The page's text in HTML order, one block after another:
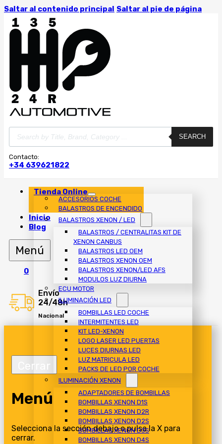
Saltar al contenido principal Saltar al pie de página
Búsqueda
de
productos
SEARCH
Contacto:
+34 639621822
Tienda Online
ACCESORIOS COCHE
BALASTROS DE ENCENDIDO
BALASTROS XENON / LED
BALASTROS / CENTRALITAS KIT DE
XENON CANBUS
BALASTROS LED OEM
BALASTROS XENON OEM
BALASTROS XENON/LED AFS
MODULOS LUZ DIURNA
ECU MOTOR
ILUMINACIÓN LED
BOMBILLAS LED COCHE
INTERMITENTES LED
KIT LED-XENON
LOGO LASER LED PUERTAS
LUCES DIURNAS LED
LUZ MATRICULA LED
PACKS DE LED POR COCHE
ILUMINACIÓN XENON
ADAPTADORES DE BOMBILLAS
BOMBILLAS XENON D1S
BOMBILLAS XENON D2R
BOMBILLAS XENON D2S
BOMBILLAS XENON D3S
BOMBILLAS XENON D4S
Inicio
Blog
0
Envío
24/48h
Nacional
Menú
Selecciona la sección debajo o pulsa la X para
cerrar.